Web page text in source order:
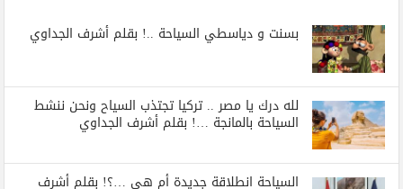
بسنت و دياسطي السياحة ..! بقلم أشرف الجداوي
لله درك يا مصر .. تركيا تجتذب السياح ونحن ننشط
السياحة بالمانجة …! بقلم أشرف الجداوي
السياحة انطلاقة جديدة أم هي …؟! بقلم أشرف